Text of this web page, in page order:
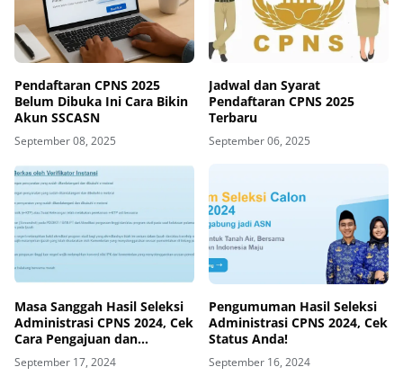
Pendaftaran CPNS 2025
Belum Dibuka Ini Cara Bikin
Akun SSCASN
September 08, 2025
Jadwal dan Syarat
Pendaftaran CPNS 2025
Terbaru
September 06, 2025
Masa Sanggah Hasil Seleksi
Administrasi CPNS 2024, Cek
Cara Pengajuan dan
Ketentuannya!
September 17, 2024
Pengumuman Hasil Seleksi
Administrasi CPNS 2024, Cek
Status Anda!
September 16, 2024